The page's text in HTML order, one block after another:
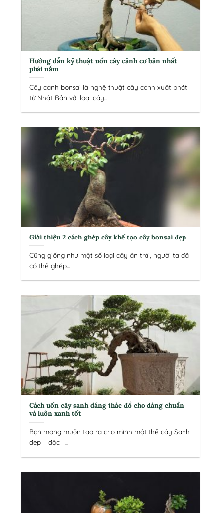
Hướng dẫn kỹ thuật uốn cây cảnh cơ bản nhất
phải nắm
Cây cảnh bonsai là nghệ thuật cây cảnh xuất phát
từ Nhật Bản với loại cây...
Giới thiệu 2 cách ghép cây khế tạo cây bonsai đẹp
Cũng giống như một số loại cây ăn trái, người ta đã
có thể ghép...
Cách uốn cây sanh dáng thác đổ cho dáng chuẩn
và luôn xanh tốt
Bạn mong muốn tạo ra cho mình một thế cây Sanh
đẹp – độc –...